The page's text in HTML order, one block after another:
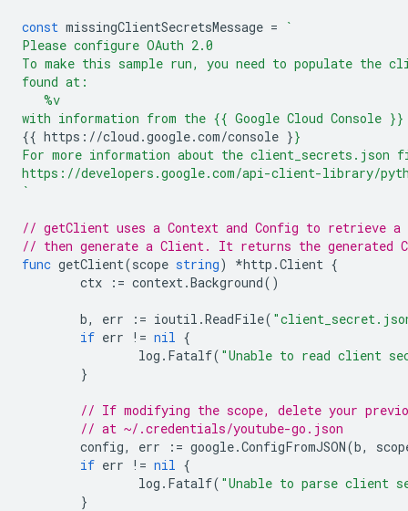
const missingClientSecretsMessage =
`
Please configure OAuth 2.0
To make this sample run, you need to populate the
found at:
   %v
with information from the {{ Google Cloud Console }}
{{ https://cloud.google.com/console }}
For more information about the
https://developers.google.com/api-client-library/
`
// getClient uses a Context and Config to retrieve a
// then generate a Client. It returns the generated
func getClient(scope string) *http .Client {
ctx
:= context.Background()
b, err := ioutil .ReadFile(
if err != nil {
log . Fatalf( "Unable to read client
}
// If modifying the scope, delete your
// at ~/.credentials/youtube-go.json
config, err := google.ConfigFromJSON(b,
if err != nil {
log . Fatalf( "Unable to parse client
}